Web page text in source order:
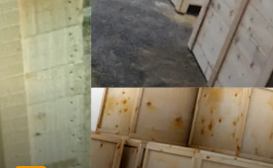
Acil ve İlkyardım